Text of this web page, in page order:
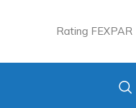
Rating FEXPAR